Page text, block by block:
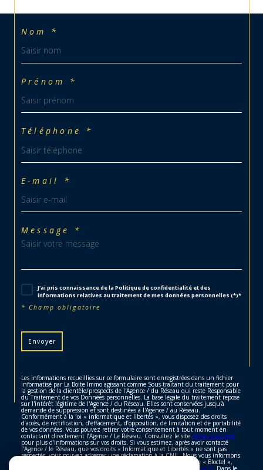
Nom *
Prénom *
Téléphone *
E-mail *
Message *
J'ai pris connaissance de la Politique de confidentialité et des
informations relatives au traitement de mes données personnelles (*)*
* Champ obligatoire
Envoyer
Les informations recueillies sur ce formulaire sont enregistrées dans un fichier
informatisé par La Boite Immo agissant comme Sous-traitant du traitement pour
la gestion de la clientèle/prospects de l'Agence / du Réseau qui reste Responsable
du Traitement de vos Données personnelles. La base légale du traitement repose
sur l'intérêt légitime de l'Agence / du Réseau. Elles sont conservées jusqu'à
demande de suppression et sont destinées à l'Agence / au Réseau.
Conformément à la loi « informatique et libertés », vous disposez des droits
d’accès, de rectification, d’effacement, d’opposition, de limitation et de portabilité
de vos données. Vous pouvez retirer votre consentement à tout moment en
contactant directement l’Agence / Le Réseau. Consultez le site https://cnil.fr/fr
pour plus d’informations sur vos droits. Si vous estimez, après avoir contacté
l'Agence / le Réseau, que vos droits « Informatique et Libertés » ne sont pas
respectés, vous pouvez adresser une réclamation à la CNIL. Nous vous informons
de l’existence de la liste d'opposition au démarchage téléphonique « Bloctel »,
https://www.bloctel.gouv.fr . Dans le